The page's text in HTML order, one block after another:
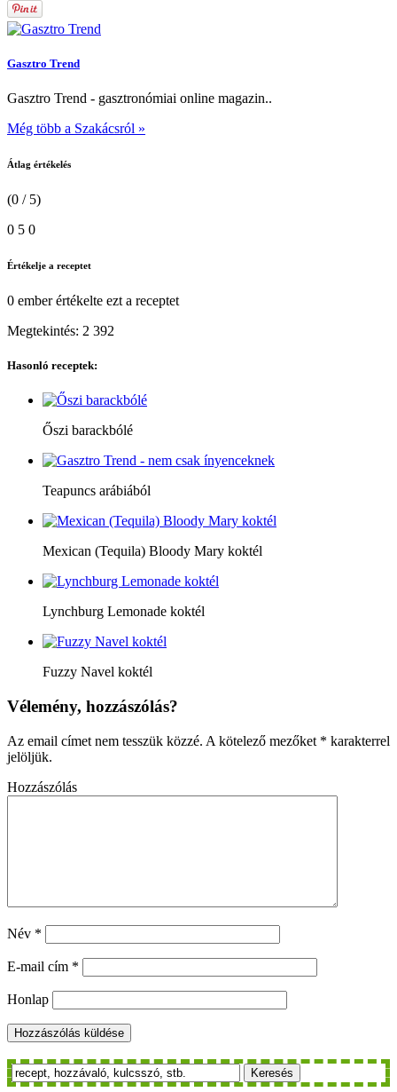
Gasztro Trend
Gasztro Trend - gasztronómiai online magazin..
Még több a Szakácsról »
Átlag értékelés
(0 / 5)
0 5 0
Értékelje a receptet
0 emberértékelte ezt a receptet
Megtekintés: 2 392
Hasonló receptek:
Őszi barackbólé
Teapuncs arábiából
Mexican (Tequila) Bloody Mary koktél
Lynchburg Lemonade koktél
Fuzzy Navel koktél
Vélemény, hozzászólás?
Az email címet nem tesszük közzé. A kötelező mezőket * karakterrel
jelöljük.
Hozzászólás
Név *
E-mail cím *
Honlap
Keresés